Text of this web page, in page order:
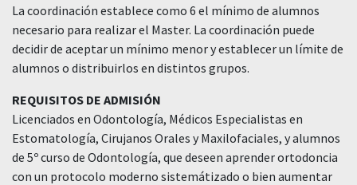
La coordinación establece como 6 el mínimo de alumnos
necesario para realizar el Master. La coordinación puede
decidir de aceptar un mínimo menor y establecer un límite de
alumnos o distribuirlos en distintos grupos.
REQUISITOS DE ADMISIÓN
Licenciados en Odontología, Médicos Especialistas en
Estomatología, Cirujanos Orales y Maxilofaciales, y alumnos
de 5º curso de Odontología, que deseen aprender ortodoncia
con un protocolo moderno sistemátizado o bien aumentar